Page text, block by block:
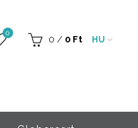
0
0 / 0 Ft HU